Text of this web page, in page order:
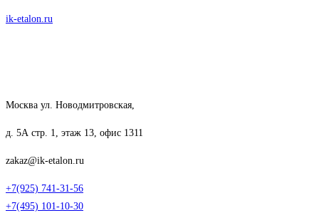
Перейти
ik-etalon.ru
Москва ул. Новодмитровская,
д. 5А стр. 1, этаж 13, офис 1311
zakaz@ik-etalon.ru
+7(925) 741-31-56
+7(495) 101-10-30